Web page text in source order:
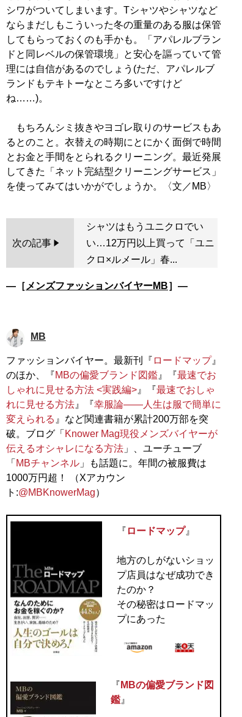
シワがついてしまいます。Tシャツやシャツなど
ならまだしもこういった冬の重量のある服は保管
してもらっておくのも手かも。「アパレルブラン
ドと同レベルの保管環境」と安心を謳っていて管
理には自信があるのでしょう(ただ、アパレルブ
ランドもテキトーなところ多いですけど
ね……)。
もちろんシミ抜きやヨゴレ取りのサービスもあ
るとのこと。衣替えの時期にとにかく面倒で時間
とお金と手間をとられるクリーニング。最近発展
してきた「ネット完結型クリーニングサービス」
次の記事
シャツはもうユニクロでい
い…12万円以上買って「ユニ
クロ×ルメール」春...
―［ メンズファッションバイヤーMB］―
MB
ファッションバイヤー。最新刊『 ロードマップ』
のほか、『MBの偏愛ブランド図鑑 』『最速でお
しゃれに見せる方法 <実践編> 』『最速でおしゃ
れに見せる方法 』『幸服論――人生は服で簡単に
変えられる 』など関連書籍が累計200万部を突
破。ブログ「 Knower Mag現役メンズバイヤーが
伝えるオシャレになる方法 」、ユーチューブ
「 MBチャンネル 」も話題に。年間の被服費は
1000万円超！ （Xアカウン
ト:@MBKnowerMag）
『 ロードマップ』
地方のしがないショッ
プ店員はなぜ成功でき
たのか？
その秘密はロードマッ
プにあった
『 MBの偏愛ブランド図
鑑 』